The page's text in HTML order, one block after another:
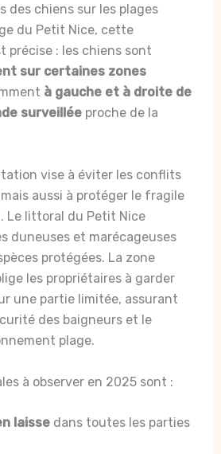
des chiens sur les plages
du Petit Nice, cette
précise : les chiens sont
sur certaines zones
à gauche et à droite de
surveilléeproche de la
vise à éviter les conflits
aussi à protéger le fragile
Le littoral du Petit Nice
duneuses et marécageuses
protégées. La zone
les propriétaires à garder
une partie limitée, assurant
des baigneurs et le
plage.
à observer en 2025 sont :
laissedans toutes les parties